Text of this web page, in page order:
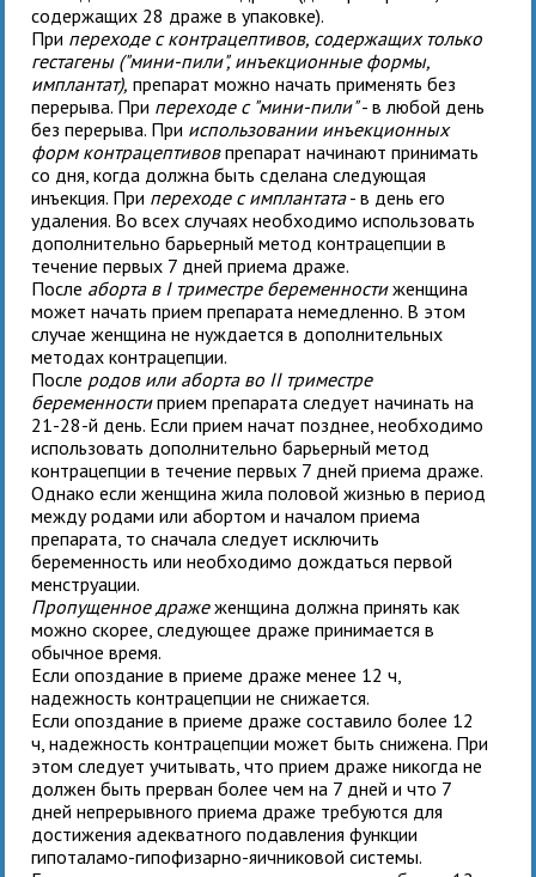
содержащих 28 драже в упаковке).
При переходе с контрацептивов, содержащих только
гестагены ("мини-пили", инъекционные формы,
имплантат), препарат можно начать применять без
перерыва. При переходе с "мини-пили"- в любой день
без перерыва. При использовании инъекционных
форм контрацептивовпрепарат начинают принимать
со дня, когда должна быть сделана следующая
инъекция. При переходе с имплантата- в день его
удаления. Во всех случаях необходимо использовать
дополнительно барьерный метод контрацепции в
течение первых 7 дней приема драже.
После аборта в I триместре беременностиженщина
может начать прием препарата немедленно. В этом
случае женщина не нуждается в дополнительных
методах контрацепции.
После родов или аборта во II триместре
беременностиприем препарата следует начинать на
21-28-й день. Если прием начат позднее, необходимо
использовать дополнительно барьерный метод
контрацепции в течение первых 7 дней приема драже.
Однако если женщина жила половой жизнью в период
между родами или абортом и началом приема
препарата, то сначала следует исключить
беременность или необходимо дождаться первой
менструации.
Пропущенное дражеженщина должна принять как
можно скорее, следующее драже принимается в
обычное время.
Если опоздание в приеме драже менее 12 ч,
надежность контрацепции не снижается.
Если опоздание в приеме драже составило более 12
ч, надежность контрацепции может быть снижена. При
этом следует учитывать, что прием драже никогда не
должен быть прерван более чем на 7 дней и что 7
дней непрерывного приема драже требуются для
достижения адекватного подавления функции
гипоталамо-гипофизарно-яичниковой системы.